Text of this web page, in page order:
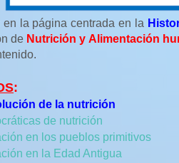
en la página centrada en la
de Nutrición y Alimentación
:
de la nutrición
de nutrición
en los pueblos primitivos
en la Edad Antigua